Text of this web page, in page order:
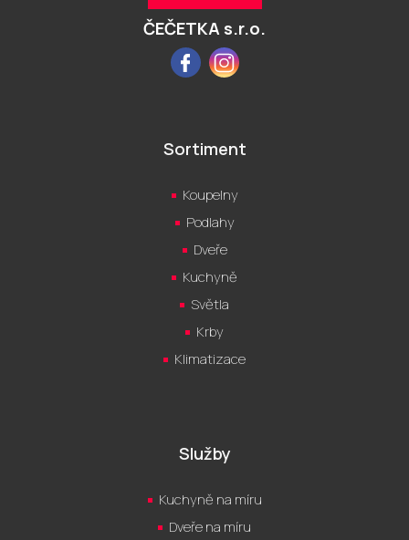
ČEČETKA s.r.o.
FacebookInstagram
Sortiment
Koupelny
Podlahy
Dveře
Kuchyně
Světla
Krby
Klimatizace
Služby
Kuchyně na míru
Dveře na míru